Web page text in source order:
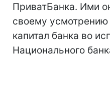
ПриватБанка. Ими
своему
капитал банка во
Национального